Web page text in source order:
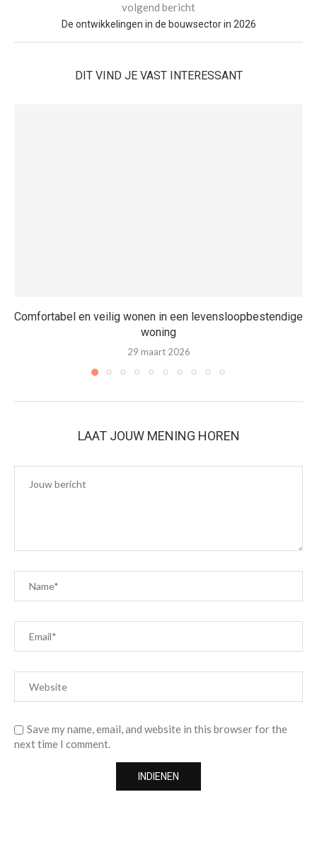
volgend bericht
De ontwikkelingen in de bouwsector in 2026
DIT VIND JE VAST INTERESSANT
Comfortabel en veilig wonen in een levensloopbestendige
woning
29 maart 2026
LAAT JOUW MENING HOREN
Save my name, email, and website in this browser for the
next time I comment.